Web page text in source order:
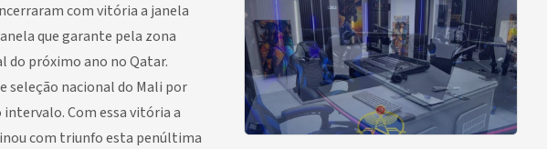
com vitória a janela
que garante pela zona
do próximo ano no Qatar.
seleção nacional do Mali por
Com essa vitória a
com triunfo esta penúltima